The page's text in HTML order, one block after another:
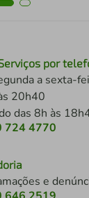
por
a sexta-
20h40
das 8h às
724 4770
e